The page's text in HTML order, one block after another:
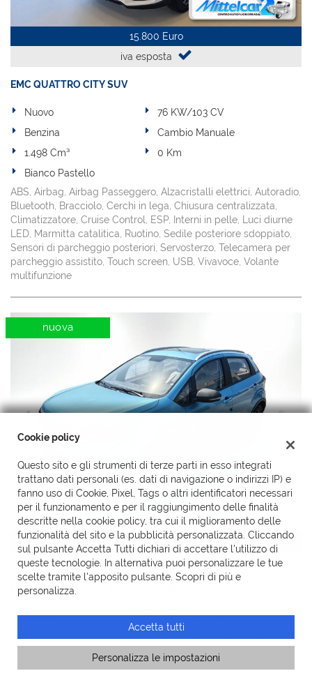
15.800 Euro
iva esposta
EMC QUATTRO CITY SUV
Nuovo
76 KW/103 CV
Benzina
Cambio Manuale
1.498 Cm³
0 Km
Bianco Pastello
ABS, Airbag, Airbag Passeggero, Alzacristalli elettrici, Autoradio,
Bluetooth, Bracciolo, Cerchi in lega, Chiusura centralizzata,
Climatizzatore, Cruise Control, ESP, Interni in pelle, Luci diurne
LED, Marmitta catalitica, Ruotino, Sedile posteriore sdoppiato,
Sensori di parcheggio posteriori, Servosterzo, Telecamera per
parcheggio assistito, Touch screen, USB, Vivavoce, Volante
multifunzione
17.650 Euro
iva esposta
nuova
EMC QUATTRO CITY SUV AUTOMATICA
Nuovo
76 KW/103 CV
Benzina
Cambio Automatico (8)
0 Km
Cookie policy
Questo sito e gli strumenti di terze parti in esso integrati
trattano dati personali (es. dati di navigazione o indirizzi IP) e
fanno uso di Cookie, Pixel, Tags o altri identificatori necessari
per il funzionamento e per il raggiungimento delle finalità
descritte nella cookie policy, tra cui il miglioramento delle
funzionalità del sito e la pubblicità personalizzata. Cliccando
sul pulsante Accetta Tutti dichiari di accettare l'utilizzo di
queste tecnologie. In alternativa puoi personalizzare le tue
scelte tramite l'apposito pulsante. Scopri di più e
personalizza.
Accetta tutti
Personalizza le impostazioni